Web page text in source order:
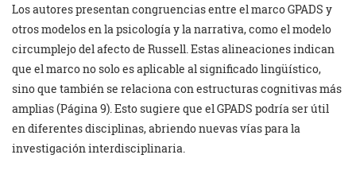
Los autores presentan congruencias entre el marco GPADS y
otros modelos en la psicología y la narrativa, como el modelo
circumplejo del afecto de Russell. Estas alineaciones indican
que el marco no solo es aplicable al significado lingüístico,
sino que también se relaciona con estructuras cognitivas más
amplias (Página 9). Esto sugiere que el GPADS podría ser útil
en diferentes disciplinas, abriendo nuevas vías para la
investigación interdisciplinaria.